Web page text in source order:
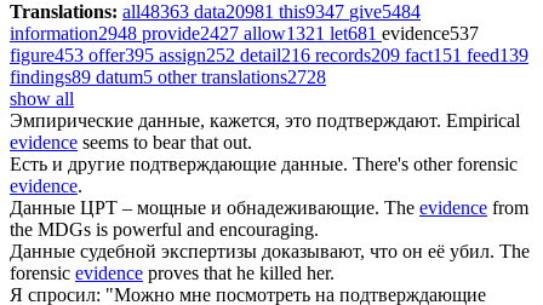
Translations: all48363 data20981 this9347 give5484
information2948 provide2427 allow1321 let681 evidence537
figure453 offer395 assign252 detail216 records209 fact151 feed139
findings89 datum5 other translations2728
show all
Эмпирические данные, кажется, это подтверждают. Empirical
evidence seems to bear that out.
Есть и другие подтверждающие данные. There's other forensic
evidence.
Данные ЦРТ – мощные и обнадеживающие. The evidence from
the MDGs is powerful and encouraging.
Данные судебной экспертизы доказывают, что он её убил. The
forensic evidence proves that he killed her.
Я спросил: "Можно мне посмотреть на подтверждающие